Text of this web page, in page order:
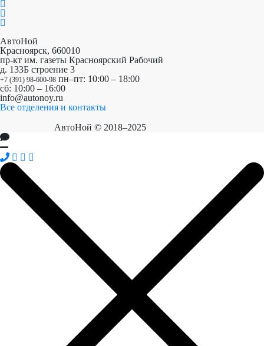
АвтоНой
Красноярск, 660010
пр-кт им. газеты Красноярский Рабочий
д. 133Б строение 3
+7 (391) 98-600-98 пн–пт: 10:00 – 18:00
сб: 10:00 – 16:00
info@autonoy.ru
Все отделения и контакты
АвтоНой © 2018–2025